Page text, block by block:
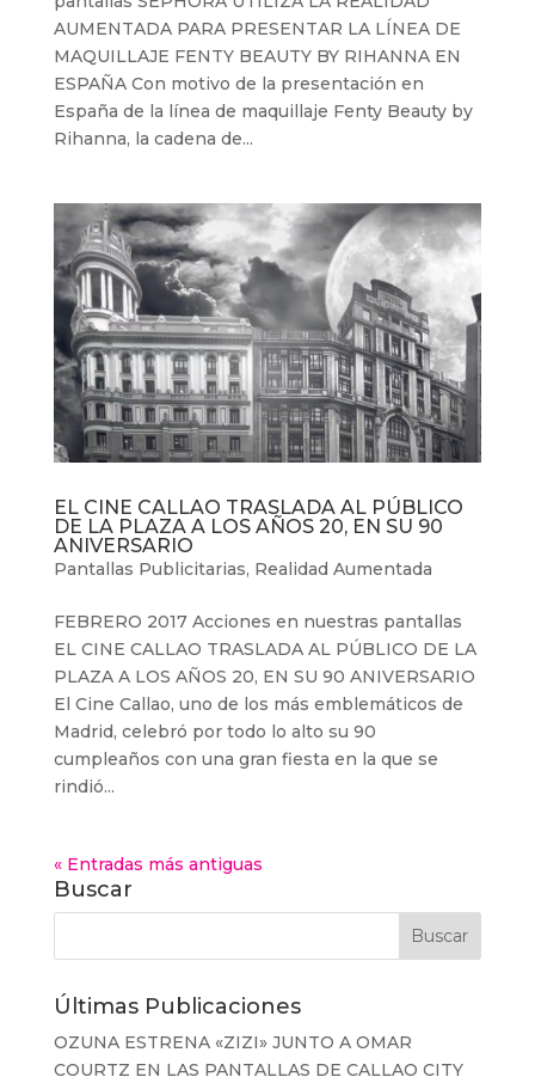
AUMENTADA PARA PRESENTAR LA LÍNEA DE
MAQUILLAJE FENTY BEAUTY BY RIHANNA EN
ESPAÑA Con motivo de la presentación en
España de la línea de maquillaje Fenty Beauty by
Rihanna, la cadena de...
EL CINE CALLAO TRASLADA AL PÚBLICO
DE LA PLAZA A LOS AÑOS 20, EN SU 90
ANIVERSARIO
Pantallas Publicitarias, Realidad Aumentada
FEBRERO 2017 Acciones en nuestras pantallas
EL CINE CALLAO TRASLADA AL PÚBLICO DE LA
PLAZA A LOS AÑOS 20, EN SU 90 ANIVERSARIO
El Cine Callao, uno de los más emblemáticos de
Madrid, celebró por todo lo alto su 90
cumpleaños con una gran fiesta en la que se
rindió...
« Entradas más antiguas
Buscar
Últimas Publicaciones
OZUNA ESTRENA «ZIZI» JUNTO A OMAR
COURTZ EN LAS PANTALLAS DE CALLAO CITY